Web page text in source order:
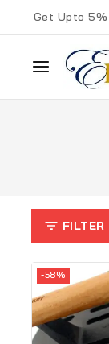
Get Upto
FILTER
-58%